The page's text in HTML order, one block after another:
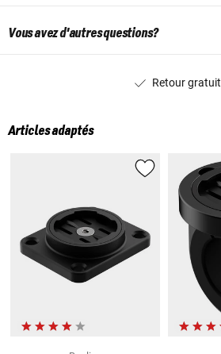
Vous avez d'autres questions?
Retour gratuit
Articles adaptés